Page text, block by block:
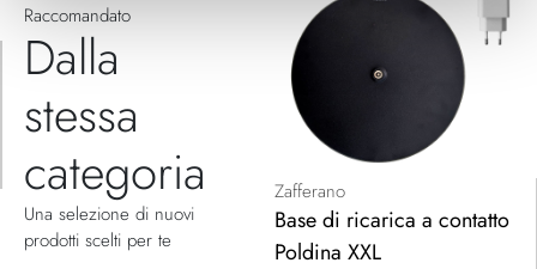
Raccomandato
Dalla
stessa
categoria
Una selezione di nuovi
prodotti scelti per te
Zafferano
Base di ricarica a contatto
Poldina XXL